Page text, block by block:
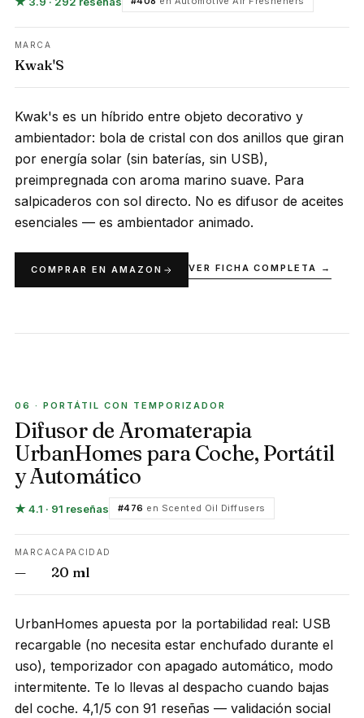
MARCA
Kwak'S
Kwak's es un híbrido entre objeto decorativo y
ambientador: bola de cristal con dos anillos que giran
por energía solar (sin baterías, sin USB),
preimpregnada con aroma marino suave. Para
salpicaderos con sol directo. No es difusor de aceites
esenciales — es ambientador animado.
COMPRAR EN AMAZON VER FICHA COMPLETA →
06 · PORTÁTIL CON TEMPORIZADOR
Difusor de Aromaterapia
UrbanHomes para Coche, Portátil
y Automático
★ 4.1 · 91 reseñas #476 en Scented Oil Diffusers
MARCA
—
CAPACIDAD
20 ml
UrbanHomes apuesta por la portabilidad real: USB
recargable (no necesita estar enchufado durante el
uso), temporizador con apagado automático, modo
intermitente. Te lo llevas al despacho cuando bajas
del coche. 4,1/5 con 91 reseñas — validación social